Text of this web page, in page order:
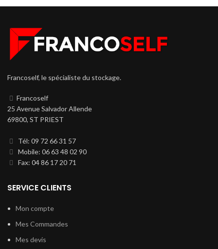
Francoself, le spécialiste du stockage.
Francoself
25 Avenue Salvador Allende
69800, ST PRIEST
Tél: 09 72 66 31 57
Mobile: 06 63 48 02 90
Fax: 04 86 17 20 71
SERVICE CLIENTS
Mon compte
Mes Commandes
Mes devis